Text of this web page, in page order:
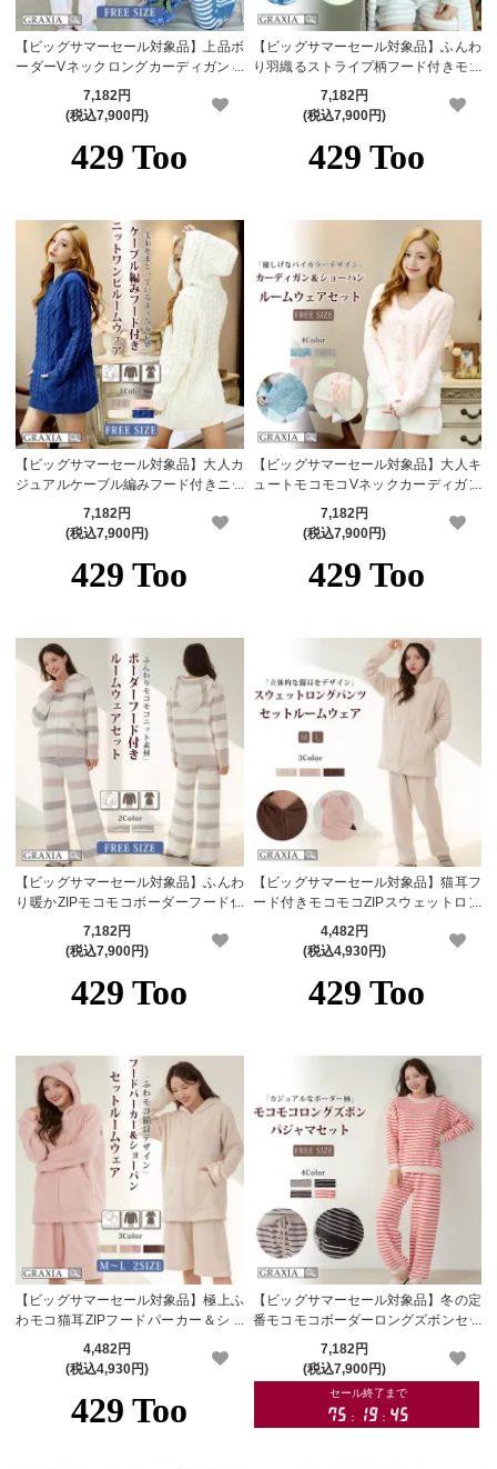
【ビッグサマーセール対象品】上品ボ
ーダーVネックロングカーディガン＆
ロングパンツモコモコルームウェアセ
ット(ROOMWEAR)【メーカーお取り
寄せ品】
7,182円
(税込7,900円)
【ビッグサマーセール対象品】ふんわ
り羽織るストライプ柄フード付きモコ
モコガウン＆ショートパンツセットル
ームウェア(ROOMWEAR)【メーカー
お取り寄せ品】
7,182円
(税込7,900円)
【ビッグサマーセール対象品】大人カ
ジュアルケーブル編みフード付きニッ
トワンピースルームウェア(ROOMWE
AR)【メーカーお取り寄せ品】
7,182円
(税込7,900円)
【ビッグサマーセール対象品】大人キ
ュートモコモコVネックカーディガン
＆ショートパンツルームウェアセット
(ROOMWEAR)【メーカーお取り寄せ
7,182円
(税込7,900円)
【ビッグサマーセール対象品】ふんわ
り暖かZIPモコモコボーダーフード付
きルームウェアセット(ROOMWEAR)
【メーカーお取り寄せ品】
7,182円
(税込7,900円)
【ビッグサマーセール対象品】猫耳フ
ード付きモコモコZIPスウェットロン
グパンツセットルームウェア(ROOM
WEAR)【メーカーお取り寄せ品】
4,482円
(税込4,930円)
【ビッグサマーセール対象品】極上ふ
わモコ猫耳ZIPフードパーカー＆ショ
ートパンツセットルームウェア(ROO
MWEAR)【メーカーお取り寄せ品】
4,482円
(税込4,930円)
【ビッグサマーセール対象品】冬の定
番モコモコボーダーロングズボンセッ
トパジャマ(PAJAMA)【メーカーお取
り寄せ品】
7,182円
(税込7,900円)